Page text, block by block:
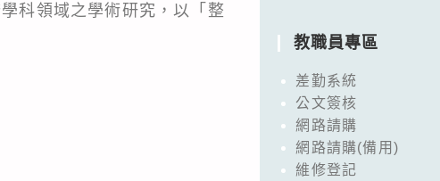
科領域之學術研究，以「整
教職員專區
差勤系統
公文簽核
網路請購
網路請購(備用)
維修登記